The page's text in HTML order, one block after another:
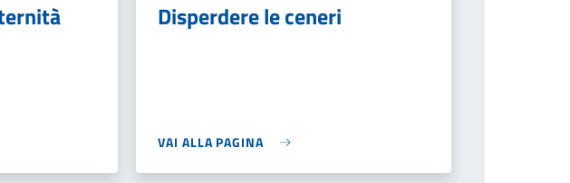
Disperdere le ceneri
VAI ALLA PAGINA